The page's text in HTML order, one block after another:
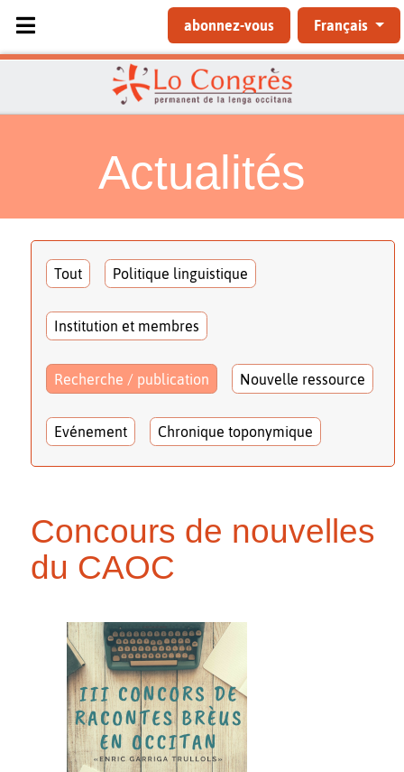
Sélectionnez votre langue
abonnez-vous Français
Actualités
Tout Politique linguistique
Institution et membres
Recherche / publication Nouvelle ressource
Evénement Chronique toponymique
Concours de nouvelles
du CAOC